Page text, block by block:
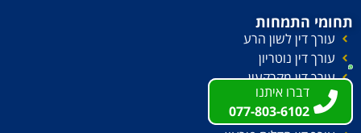
דברו איתנו
077-803-6102
תחומי התמחות
עורך דין לשון הרע
עורך דין נוטריון
עורך דין מקרקעין
עורך דין ליטיגציה
עורך דין הוצאה לפועל
דברו איתנו
077-803-6102